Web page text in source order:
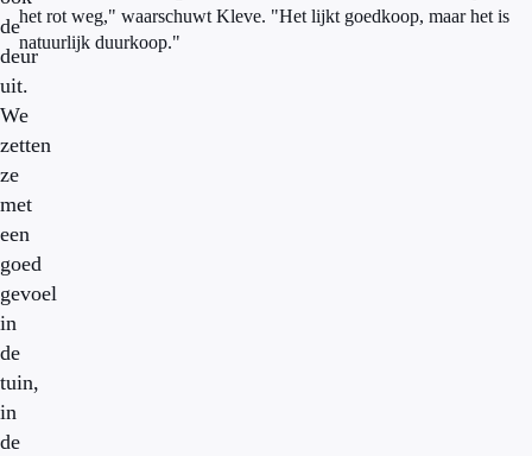
de
deur
uit.
We
zetten
ze
met
een
goed
gevoel
in
de
tuin,
in
de
het rot weg," waarschuwt Kleve. "Het lijkt goedkoop, maar het is
natuurlijk duurkoop."